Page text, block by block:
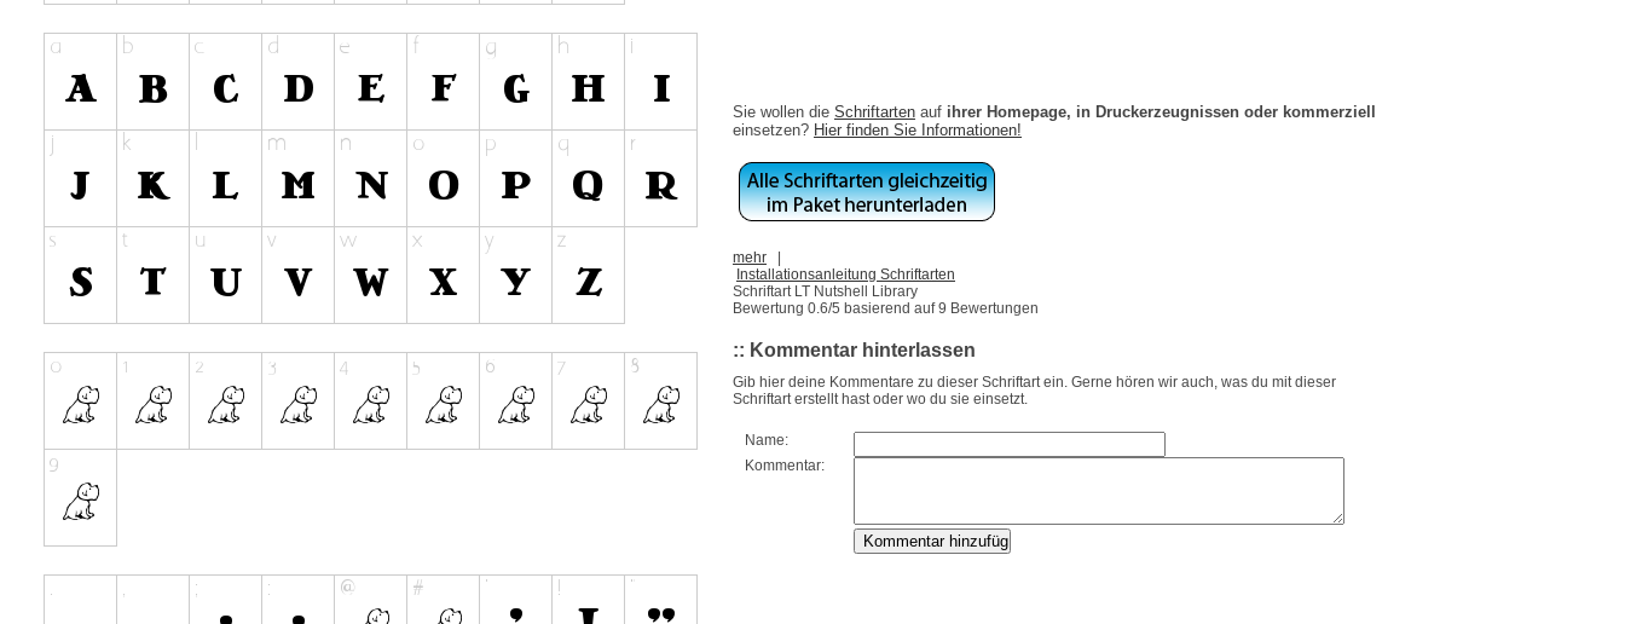
Sie wollen die Schriftarten auf ihrer Homepage, in Druckerzeugnissen oder kommerziell
einsetzen? Hier finden Sie Informationen!
mehr
Installationsanleitung Schriftarten
Schriftart LT Nutshell Library
Bewertung 0.6/5 basierend auf9 Bewertungen
:: Kommentar hinterlassen
Gib hier deine Kommentare zu dieser Schriftart ein. Gerne hören wir auch, was du mit dieser
Schriftart erstellt hast oder wo du sie einsetzt.
Name:
Kommentar: